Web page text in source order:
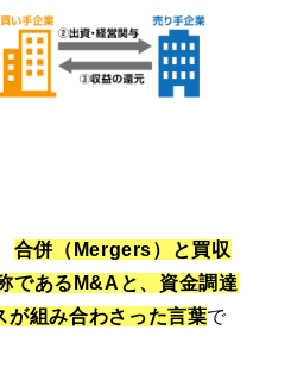
合併（Mergers）と買収
であるM&Aと、資金調達
が組み合わさった言葉で